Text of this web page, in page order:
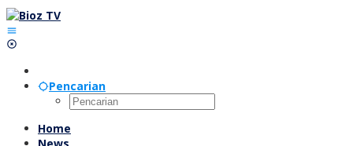
Lewati
ke
konten
Pencarian
Home